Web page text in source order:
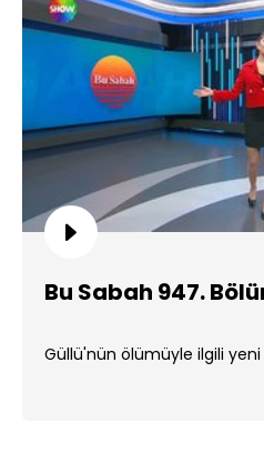
Bu Sabah 947.
Güllü'nün ölümüyle ilgili